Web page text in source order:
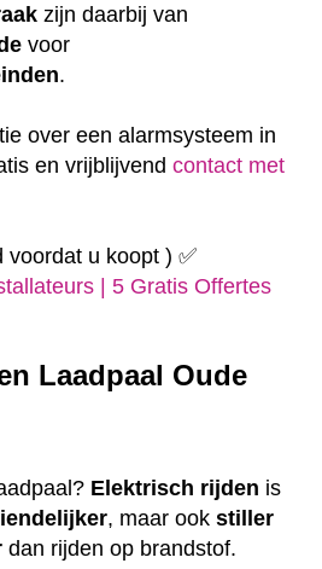
zijn daarbij van
voor
.
over een alarmsysteem in
en vrijblijvend contact met
voordat u koopt ) ✅
| 5 Gratis Offertes
Laadpaal Oude
Elektrisch rijden is
, maar ook stiller
dan rijden op brandstof.